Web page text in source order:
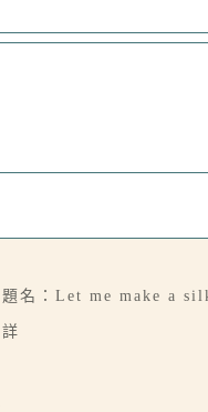
題名：Let me make a